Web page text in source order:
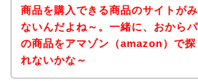
商品を購入できる商品のサイトが
ないんだよね～。一緒に、おから
の商品をアマゾン（amazon）で探
れないかな～